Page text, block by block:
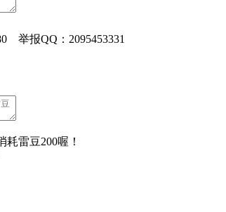
举报QQ：2095453331
雷豆200喔！